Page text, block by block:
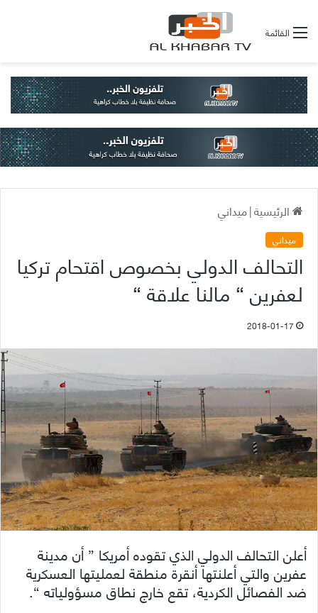
القائمة
الرئيسية|ميداني
ميداني
التحالف الدولي بخصوص اقتحام تركيا
لعفرين “ مالنا علاقة “
2018-01-17
أعلن التحالف الدولي الذي تقوده أمريكا ” أن مدينة
عفرين والتي أعلنتها أنقرة منطقة لعمليتها العسكرية
ضد الفصائل الكردية، تقع خارج نطاق مسؤولياته “.